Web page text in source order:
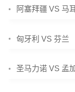
阿塞拜疆 VS 马
匈牙利 VS 芬兰
圣马力诺 VS 孟